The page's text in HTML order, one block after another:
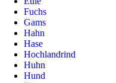
Fuchs
Gams
Hahn
Hase
Hochlandrind
Huhn
Hund